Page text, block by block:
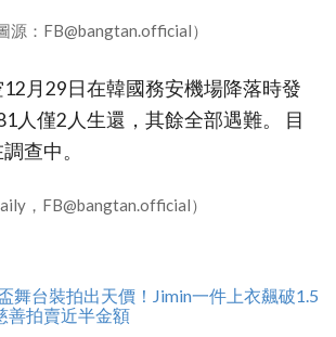
源：FB@bangtan.official）
月29日在韓國務安機場降落時發
人僅2人生還，其餘全部遇難。 目
查中。
，FB@bangtan.official）
舞台裝拍出天價！Jimin一件上衣飆破1.5
善拍賣近半金額